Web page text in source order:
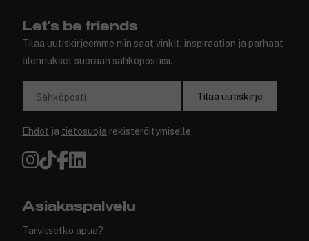
Let's be friends
Tilaa uutiskirjeemme niin saat vinkit, inspiraation ja parhaat
alennukset suoraan sähköpostiisi.
Sähköposti Tilaa uutiskirje
Ehdot ja tietosuoja rekisteröitymiselle
Asiakaspalvelu
Tarvitsetko apua?